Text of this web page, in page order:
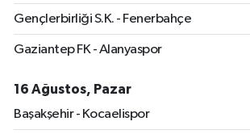
Gençlerbirliği S.K. - Fenerbahçe
Gaziantep FK - Alanyaspor
16 Ağustos, Pazar
Başakşehir - Kocaelispor